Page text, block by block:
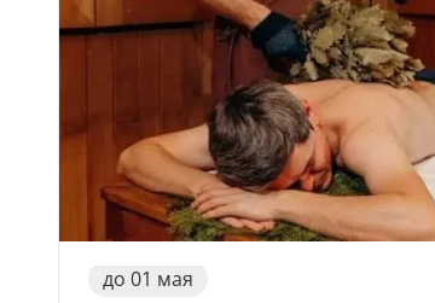
до 01 мая